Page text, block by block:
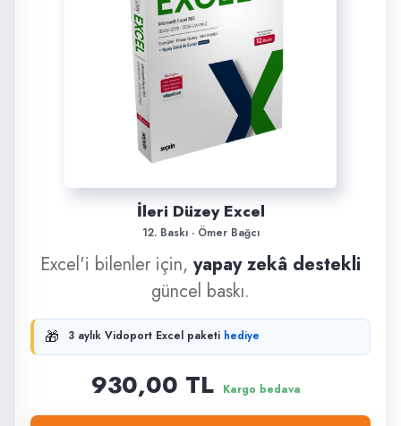
İleri Düzey Excel
12. Baskı · Ömer Bağcı
Excel'i bilenler için, yapay zekâ destekli
güncel baskı.
🎁 3 aylık Vidoport Excel paketi hediye
930,00 TL Kargo bedava